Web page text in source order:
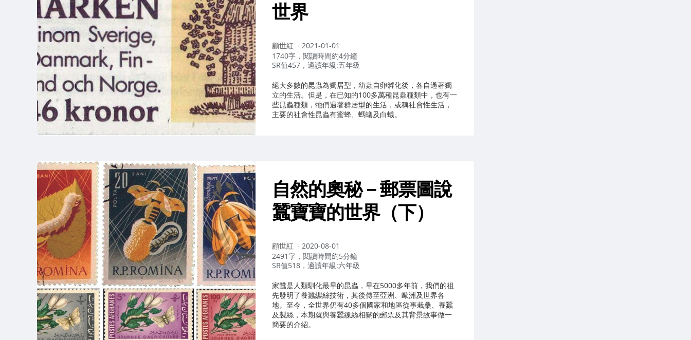
世界
作
者：
顧世紅
2021-01-01
1740字，閱讀時間約4分鐘
SR值457，適讀年級:五年級
絕大多數的昆蟲為獨居型，幼蟲自卵孵化後，各自過著獨
立的生活。但是，在已知的100多萬種昆蟲種類中，也有一
些昆蟲種類，牠們過著群居型的生活，或稱社會性生活，
主要的社會性昆蟲有蜜蜂、螞蟻及白蟻。
自然的奧秘－郵票圖說
蠶寶寶的世界（下）
作
者：
顧世紅
2020-08-01
2491字，閱讀時間約5分鐘
SR值518，適讀年級:六年級
家蠶是人類馴化最早的昆蟲，早在5000多年前，我們的祖
先發明了養蠶繅絲技術，其後傳至亞洲、歐洲及世界各
地。至今，全世界仍有40多個國家和地區從事栽桑、養蠶
及製絲，本期就與養蠶繅絲相關的郵票及其背景故事做一
簡要的介紹。